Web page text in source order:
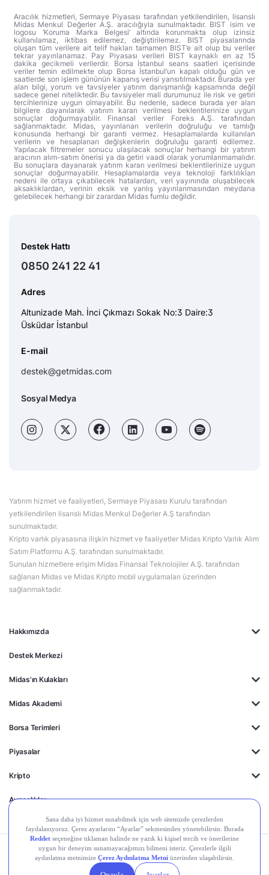
Aracılık hizmetleri, Sermaye Piyasası tarafından yetkilendirilen, lisanslı
Midas Menkul Değerler A.Ş. aracılığıyla sunulmaktadır. BIST isim ve
logosu ‘Koruma Marka Belgesi’ altında korunmakta olup izinsiz
kullanılamaz, iktibas edilemez, değiştirilemez. BIST piyasalarında
oluşan tüm verilere ait telif hakları tamamen BIST’e ait olup bu veriler
tekrar yayınlanamaz. Pay Piyasası verileri BIST kaynaklı en az 15
dakika gecikmeli verilerdir. Borsa İstanbul seans saatleri içerisinde
veriler temin edilmekte olup Borsa İstanbul’un kapalı olduğu gün ve
saatlerde son işlem gününün kapanış verisi yansıtılmaktadır. Burada yer
alan bilgi, yorum ve tavsiyeler yatırım danışmanlığı kapsamında değil
sadece genel niteliktedir. Bu tavsiyeler mali durumunuz ile risk ve getiri
tercihlerinize uygun olmayabilir. Bu nedenle, sadece burada yer alan
bilgilere dayanılarak yatırım kararı verilmesi beklentilerinize uygun
sonuçlar doğurmayabilir. Finansal veriler Foreks A.Ş. tarafından
sağlanmaktadır. Midas, yayınlanan verilerin doğruluğu ve tamlığı
konusunda herhangi bir garanti vermez. Hesaplamalarda kullanılan
verilerin ve hesaplanan değişkenlerin doğruluğu garanti edilemez.
Yapılacak filtremeler sonucu ulaşılacak sonuçlar herhangi bir yatırım
aracının alım-satım önerisi ya da getiri vaadi olarak yorumlanmamalıdır.
Bu sonuçlara dayanarak yatırım kararı verilmesi beklentilerinize uygun
sonuçlar doğurmayabilir. Hesaplamalarda veya teknoloji farklılıkları
nedeni ile ortaya çıkabilecek hatalardan, veri yayınında oluşabilecek
aksaklıklardan, verinin eksik ve yanlış yayınlanmasından meydana
gelebilecek herhangi bir zarardan Midas fumlu değildir.
Hakkımızda
Destek Merkezi
Midas'ın Kulakları
Midas Akademi
Borsa Terimleri
Piyasalar
Kripto
Ayrıcalıklar
Destek Hattı
0850 241 22 41
Adres
Altunizade Mah. İnci Çıkmazı Sokak No:3 Daire:3
Üsküdar İstanbul
E-mail
destek@getmidas.com
Sosyal Medya
Yatırım hizmet ve faaliyetleri, Sermaye Piyasası Kurulu tarafından
yetkilendirilen lisanslı Midas Menkul Değerler A.Ş tarafından
sunulmaktadır.
Kripto varlık piyasasına ilişkin hizmet ve faaliyetler Midas Kripto Varlık Alım
Satım Platformu A.Ş. tarafından sunulmaktadır.
Sunulan hizmetlere erişim Midas Finansal Teknolojiler A.Ş. tarafından
sağlanan Midas ve Midas Kripto mobil uygulamaları üzerinden
sağlanmaktadır.
Kişisel Verilerin
Gizlilik
Politikası
Yasal
Duyurular
Çerez